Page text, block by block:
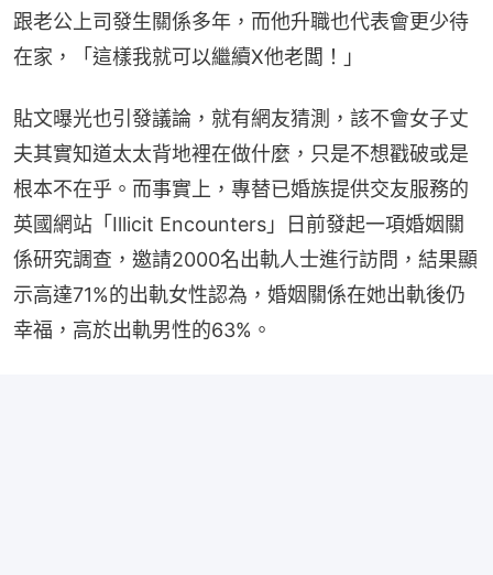
跟老公上司發生關係多年，而他升職也代表會更少待
在家，「這樣我就可以繼續X他老闆！」
貼文曝光也引發議論，就有網友猜測，該不會女子丈
夫其實知道太太背地裡在做什麼，只是不想戳破或是
根本不在乎。而事實上，專替已婚族提供交友服務的
英國網站「Illicit Encounters」日前發起一項婚姻關
係研究調查，邀請2000名出軌人士進行訪問，結果顯
示高達71%的出軌女性認為，婚姻關係在她出軌後仍
幸福，高於出軌男性的63%。